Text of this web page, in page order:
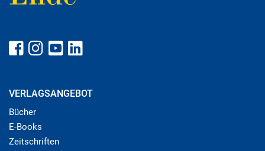
VERLAGSANGEBOT
Bücher
E-Books
Zeitschriften